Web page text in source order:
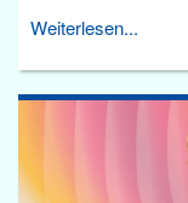
Weiterlesen...